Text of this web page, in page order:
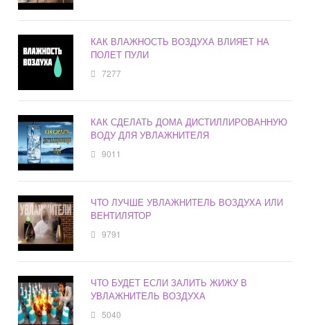
КАК ВЛАЖНОСТЬ ВОЗДУХА ВЛИЯЕТ НА
ПОЛЕТ ПУЛИ
7277
КАК СДЕЛАТЬ ДОМА ДИСТИЛЛИРОВАННУЮ
ВОДУ ДЛЯ УВЛАЖНИТЕЛЯ
9011
ЧТО ЛУЧШЕ УВЛАЖНИТЕЛЬ ВОЗДУХА ИЛИ
ВЕНТИЛЯТОР
9791
ЧТО БУДЕТ ЕСЛИ ЗАЛИТЬ ЖИЖУ В
УВЛАЖНИТЕЛЬ ВОЗДУХА
5040